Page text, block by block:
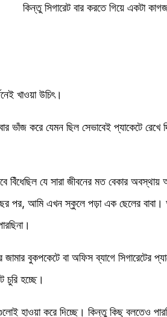
কিন্তু সিগারেট বার করতে গিয়ে একটা
খাওয়া উচিৎ।
করে যেমন ছিল সেভাবেই প্যাকেটে রেখে
বিঁধেছিল যে সারা জীবনের মত বেকার অবস্থায়
পর, আমি এখন স্কুলে পড়া এক ছেলের বাবা।
বুকপকেটে বা অফিস ব্যাগে সিগারেটের
চুরি হচ্ছে।
হাওয়া করে দিচ্ছে। কিন্তু কিছু বলতেও